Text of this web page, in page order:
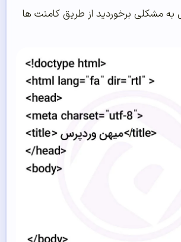
به مشکلی برخوردید از طریق کامنت ها